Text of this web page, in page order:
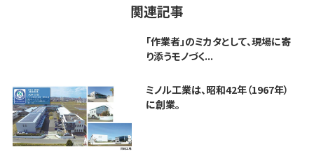
関連記事
「作業者」のミカタとして、現場に寄
り添うモノづく...
ミノル工業は、昭和42年（1967年）
に創業。